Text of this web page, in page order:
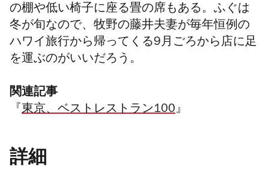
の棚や低い椅子に座る畳の席もある。ふぐは
冬が旬なので、牧野の藤井夫妻が毎年恒例の
ハワイ旅行から帰ってくる9月ごろから店に足
を運ぶのがいいだろう。
関連記事
『 東京、ベストレストラン100』
詳細